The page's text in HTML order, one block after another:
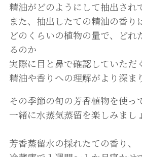
精油がどのようにして抽出され
また、抽出したての精油の香り
どのくらいの植物の量で、どれ
るのか
実際に目と鼻で確認していただ
精油や香りへの理解がより深ま
その季節の旬の芳香植物を使っ
一緒に水蒸気蒸留を楽しみまし
芳香蒸留水の採れたての香り、